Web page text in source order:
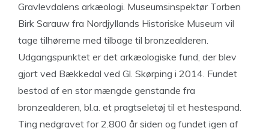
Gravlevdalens arkæologi. Museumsinspektør Torben
Birk Sarauw fra Nordjyllands Historiske Museum vil
tage tilhørerne med tilbage til bronzealderen.
Udgangspunktet er det arkæologiske fund, der blev
gjort ved Bækkedal ved Gl. Skørping i 2014. Fundet
bestod af en stor mængde genstande fra
bronzealderen, bl.a. et pragtseletøj til et hestespand.
Ting nedgravet for 2.800 år siden og fundet igen af